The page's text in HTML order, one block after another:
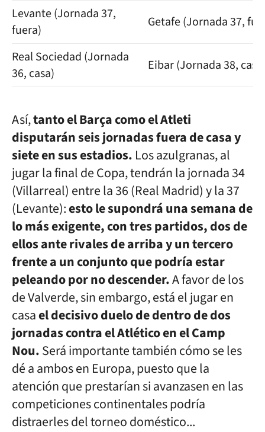
Levante (Jornada 37,
fuera)
Getafe (Jornada 37,
Real Sociedad (Jornada
36, casa)
Eibar (Jornada 38,
Así,tanto el Barça como el Atleti
disputarán seis jornadas fuera de casa y
siete en sus estadios. Los azulgranas, al
jugar la final de Copa, tendrán la jornada 34
(Villarreal) entre la 36 (Real Madrid) y la 37
(Levante):esto le supondrá una semana de
lo más exigente, con tres partidos, dos de
ellos ante rivales de arriba y un tercero
frente a un conjunto que podría estar
peleando por no descender.A favor de los
de Valverde, sin embargo, está el jugar en
casael decisivo duelo de dentro de dos
jornadas contra el Atlético en el Camp
Nou.Será importante también cómo se les
dé a ambos en Europa, puesto que la
atención que prestarían si avanzasen en las
competiciones continentales podría
distraerles del torneo doméstico...